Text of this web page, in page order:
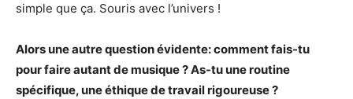
simple que ça. Souris avec l’univers !
Alors une autre question évidente: comment fais-tu
pour faire autant de musique ? As-tu une routine
spécifique, une éthique de travail rigoureuse ?